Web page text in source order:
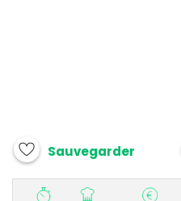
Sauvegarder